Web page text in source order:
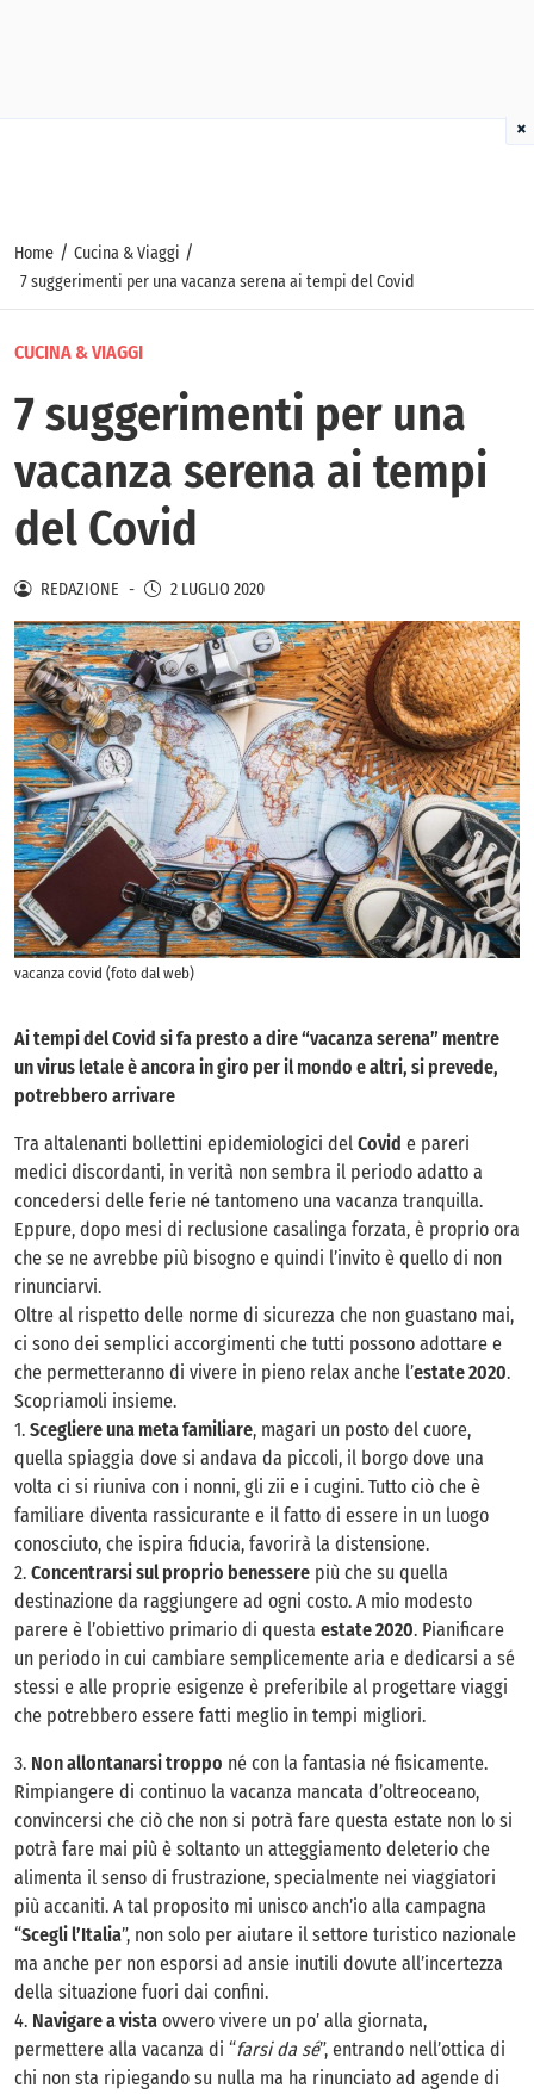
Home / Cucina & Viaggi /
7 suggerimenti per una vacanza serena ai tempi del Covid
CUCINA & VIAGGI
7 suggerimenti per una
vacanza serena ai tempi
del Covid
REDAZIONE - 2 LUGLIO 2020
vacanza covid (foto dal web)
Ai tempi del Covid si fa presto a dire “vacanza serena” mentre
un virus letale è ancora in giro per il mondo e altri, si prevede,
potrebbero arrivare
Tra altalenanti bollettini epidemiologici del Covid e pareri
medici discordanti, in verità non sembra il periodo adatto a
concedersi delle ferie né tantomeno una vacanza tranquilla.
Eppure, dopo mesi di reclusione casalinga forzata, è proprio ora
che se ne avrebbe più bisogno e quindi l’invito è quello di non
rinunciarvi.
Oltre al rispetto delle norme di sicurezza che non guastano mai,
ci sono dei semplici accorgimenti che tutti possono adottare e
che permetteranno di vivere in pieno relax anche l’estate 2020.
Scopriamoli insieme.
1. Scegliere una meta familiare, magari un posto del cuore,
quella spiaggia dove si andava da piccoli, il borgo dove una
volta ci si riuniva con i nonni, gli zii e i cugini. Tutto ciò che è
familiare diventa rassicurante e il fatto di essere in un luogo
conosciuto, che ispira fiducia, favorirà la distensione.
2. Concentrarsi sul proprio benessere più che su quella
destinazione da raggiungere ad ogni costo. A mio modesto
parere è l’obiettivo primario di questa estate 2020. Pianificare
un periodo in cui cambiare semplicemente aria e dedicarsi a sé
stessi e alle proprie esigenze è preferibile al progettare viaggi
che potrebbero essere fatti meglio in tempi migliori.
3. Non allontanarsi troppo né con la fantasia né fisicamente.
Rimpiangere di continuo la vacanza mancata d’oltreoceano,
convincersi che ciò che non si potrà fare questa estate non lo si
potrà fare mai più è soltanto un atteggiamento deleterio che
alimenta il senso di frustrazione, specialmente nei viaggiatori
più accaniti. A tal proposito mi unisco anch’io alla campagna
“Scegli l’Italia”, non solo per aiutare il settore turistico nazionale
ma anche per non esporsi ad ansie inutili dovute all’incertezza
della situazione fuori dai confini.
4. Navigare a vista ovvero vivere un po’ alla giornata,
permettere alla vacanza di “farsi da sé”, entrando nell’ottica di
chi non sta ripiegando su nulla ma ha rinunciato ad agende di
×